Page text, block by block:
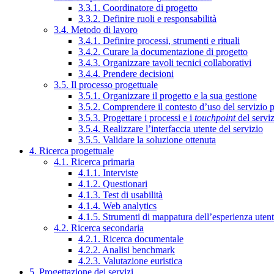
3.3.1. Coordinatore di progetto
3.3.2. Definire ruoli e responsabilità
3.4. Metodo di lavoro
3.4.1. Definire processi, strumenti e rituali
3.4.2. Curare la documentazione di progetto
3.4.3. Organizzare tavoli tecnici collaborativi
3.4.4. Prendere decisioni
3.5. Il processo progettuale
3.5.1. Organizzare il progetto e la sua gestione
3.5.2. Comprendere il contesto d’uso del servizio
3.5.3. Progettare i processi e i touchpointdel
3.5.4. Realizzare l’interfaccia utente del servizio
3.5.5. Validare la soluzione ottenuta
4. Ricerca progettuale
4.1. Ricerca primaria
4.1.1. Interviste
4.1.2. Questionari
4.1.3. Test di usabilità
4.1.4. Web analytics
4.1.5. Strumenti di mappatura dell’esperienza
4.2. Ricerca secondaria
4.2.1. Ricerca documentale
4.2.2. Analisi benchmark
4.2.3. Valutazione euristica
5. Progettazione dei servizi